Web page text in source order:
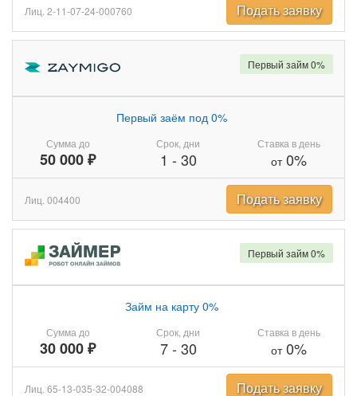
Лиц. 2-11-07-24-000760 Подать заявку
Сумма до
50 000 ₽
Первый заём под 0%
Срок, дни
1 - 30
Ставка в день
от0%
Первый займ 0%
Лиц. 004400 Подать заявку
Сумма до
30 000 ₽
Займ на карту 0%
Срок, дни
7- 30
Ставка в день
от0%
Первый займ 0%
Лиц. 65-13-035-32-004088 Подать заявку